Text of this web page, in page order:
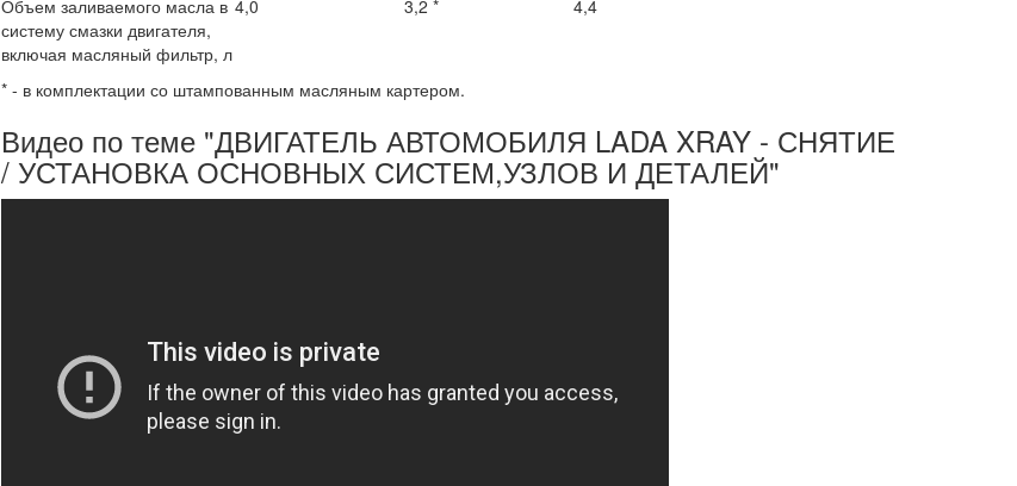
Объем заливаемого масла в
систему смазки двигателя,
включая масляный фильтр, л
4,0 3,2 * 4,4
* - в комплектации со штампованным масляным картером.
Видео по теме "ДВИГАТЕЛЬ АВТОМОБИЛЯ LADA XRAY - СНЯТИЕ
/ УСТАНОВКА ОСНОВНЫХ СИСТЕМ,УЗЛОВ И ДЕТАЛЕЙ"